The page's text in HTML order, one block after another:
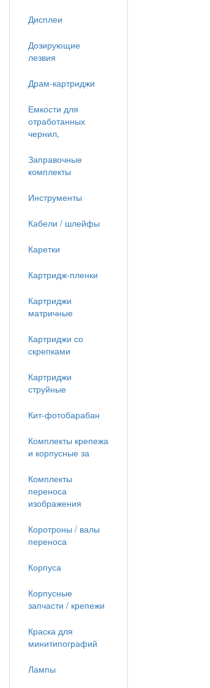
Дисплеи
Дозирующие
лезвия
Драм-картриджи
Емкости для
отработанных
чернил,
Заправочные
комплекты
Инструменты
Кабели / шлейфы
Каретки
Картридж-пленки
Картриджи
матричные
Картриджи со
скрепками
Картриджи
струйные
Кит-фотобарабан
Комплекты крепежа
и корпусные за
Комплекты
переноса
изображения
Коротроны / валы
переноса
Корпуса
Корпусные
запчасти / крепежи
Краска для
минитипографий
Лампы